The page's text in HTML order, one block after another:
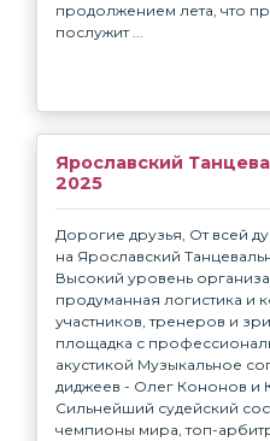
продолжением лета, что
послужит ...
Ярославский
2025
Дорогие друзья, От всей
на Ярославский
Высокий уровень
продуманная логистика и
участников, тренеров и
площадка с
акустикой Музыкальное
диджеев - Олег Кононов и
Сильнейший судейский
чемпионы мира, топ-